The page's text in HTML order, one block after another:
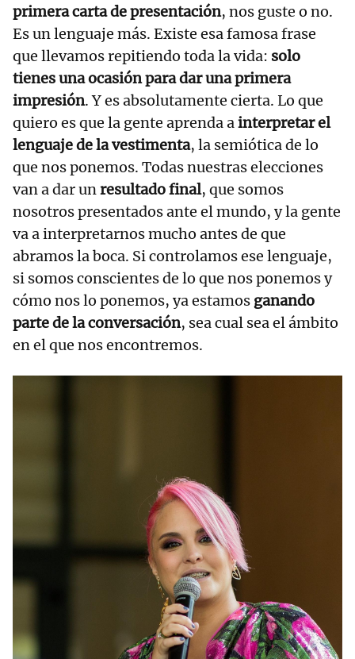
primera carta de presentación, nos guste o no.
Es un lenguaje más. Existe esa famosa frase
que llevamos repitiendo toda la vida: solo
tienes una ocasión para dar una primera
impresión. Y es absolutamente cierta. Lo que
quiero es que la gente aprenda ainterpretar el
lenguaje de la vestimenta, la semiótica de lo
que nos ponemos. Todas nuestras elecciones
van a dar unresultado final, que somos
nosotros presentados ante el mundo, y la gente
va a interpretarnos mucho antes de que
abramos la boca. Si controlamos ese lenguaje,
si somos conscientes de lo que nos ponemos y
cómo nos lo ponemos, ya estamos ganando
parte de la conversación, sea cual sea el ámbito
en el que nos encontremos.